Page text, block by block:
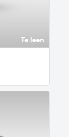
Te leen